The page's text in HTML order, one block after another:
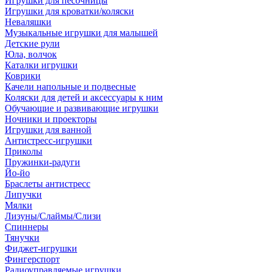
Игрушки для кроватки/коляски
Неваляшки
Музыкальные игрушки для малышей
Детские рули
Юла, волчок
Каталки игрушки
Коврики
Качели напольные и подвесные
Коляски для детей и аксессуары к ним
Обучающие и развивающие игрушки
Ночники и проекторы
Игрушки для ванной
Антистресс-игрушки
Приколы
Пружинки-радуги
Йо-йо
Браслеты антистресс
Липучки
Мялки
Лизуны/Слаймы/Слизи
Спиннеры
Тянучки
Фиджет-игрушки
Фингерспорт
Радиоуправляемые игрушки